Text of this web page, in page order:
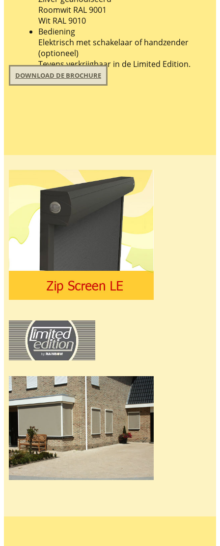
Roomwit RAL 9001
Wit RAL 9010
Bediening
Elektrisch met schakelaar of handzender
(optioneel)
Tevens verkrijgbaar in de Limited Edition.
DOWNLOAD DE BROCHURE